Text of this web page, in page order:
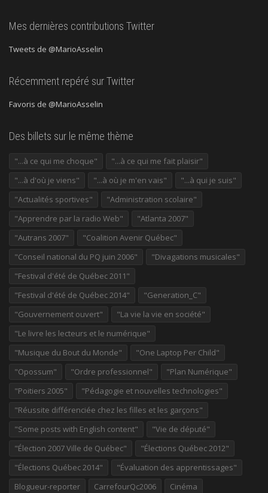
Mes dernières contributions Twitter
Tweets de @MarioAsselin
Récemment repéré sur Twitter
Favoris de @MarioAsselin
Des billets sur le même thème
"...à ce qui me choque"
"...à ce qui me fait plaisir"
"...à d'où je viens"
"...à où je m'en vais"
"...à qui je suis"
"Actualités sportives"
"Administration scolaire"
"Apprendre par la radio Web"
"Atlanta 2007"
"Autrans 2007"
"Coalition Avenir Québec"
"Conseil national du PQ juin 2006"
"Divagations musicales"
"Festival d'été de Québec 2011"
"Festival d'été de Québec 2014"
"Generation_C"
"Gouvernement ouvert"
"La vie la vie en société"
"Le livre les lecteurs et le numérique"
"Musique du Bout du Monde"
"One Laptop Per Child"
"Opossum"
"Ordre professionnel"
"Plan Numérique"
"Poitiers 2005"
"Pédagogie et nouvelles technologies"
"Réussite différenciée chez les filles et les garçons"
"Some posts with English content"
"Vie de député"
"Élection 2007 Ville de Québec"
"Élections Québec 2012"
"Élections Québec 2014"
"Évaluation des apprentissages"
Blogueur-reporter
CarrefourQc2006
Cinéma